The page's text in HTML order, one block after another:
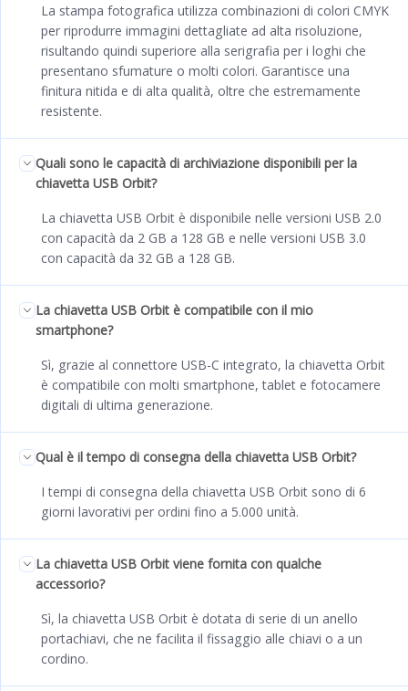
La stampa fotografica utilizza combinazioni di colori CMYK
per riprodurre immagini dettagliate ad alta risoluzione,
risultando quindi superiore alla serigrafia per i loghi che
presentano sfumature o molti colori. Garantisce una
finitura nitida e di alta qualità, oltre che estremamente
resistente.
Quali sono le capacità di archiviazione disponibili per la
chiavetta USB Orbit?
La chiavetta USB Orbit è disponibile nelle versioni USB 2.0
con capacità da 2 GB a 128 GB e nelle versioni USB 3.0
con capacità da 32 GB a 128 GB.
La chiavetta USB Orbit è compatibile con il mio
smartphone?
Sì, grazie al connettore USB-C integrato, la chiavetta Orbit
è compatibile con molti smartphone, tablet e fotocamere
digitali di ultima generazione.
Qual è il tempo di consegna della chiavetta USB Orbit?
I tempi di consegna della chiavetta USB Orbit sono di 6
giorni lavorativi per ordini fino a 5.000 unità.
La chiavetta USB Orbit viene fornita con qualche
accessorio?
Sì, la chiavetta USB Orbit è dotata di serie di un anello
portachiavi, che ne facilita il fissaggio alle chiavi o a un
cordino.